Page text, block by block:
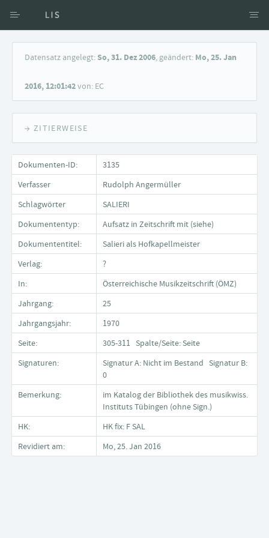
Zugang über Verfasser
Suche nach Schlagwort
Datensatz angelegt:So, 31. Dez 2006, geändert: Mo, 25. Jan
2016, 12:01:42von: EC
→ ZITIERWEISE
Dokumenten-ID:
3135
Verfasser
Rudolph Angermüller
Schlagwörter
SALIERI
Dokumententyp:
Aufsatz in Zeitschrift mit (siehe)
Dokumententitel:
Salieri als Hofkapellmeister
Verlag:
?
In:
Österreichische Musikzeitschrift (ÖMZ)
Jahrgang:
25
Jahrgangsjahr:
1970
Seite:
305-311 Spalte/Seite: Seite
Signaturen:
Signatur A: Nicht im Bestand Signatur B:
0
Bemerkung:
im Katalog der Bibliothek des musikwiss.
Instituts Tübingen (ohne Sign.)
HK:
HK fix: F SAL
Revidiert am:
Mo, 25. Jan 2016